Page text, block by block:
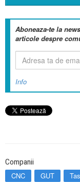
Aboneaza-te la
articole despre
Info
Companii
CNC GUT